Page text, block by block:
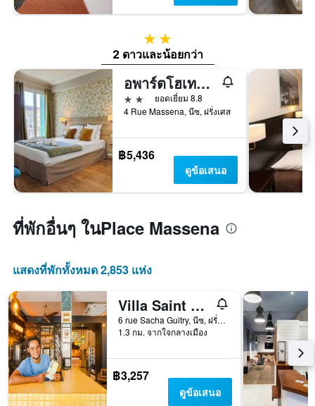
2 ดาว
2 ดาวและน้อยกว่า
อพาร์ตโฮเทล แอมมี นีซ มาสเซนา
2 ดาว
ยอดเยี่ยม 8.8
4 Rue Massena, นีซ, ฝรั่งเศส
฿5,436
ดูข้อเสนอ
ที่พักอื่นๆ ในPlace Massena
แสดงที่พักทั้งหมด 2,853 แห่ง
Villa Saint Exupery Beach Hostel
6 rue Sacha Guitry, นีซ, ฝรั่งเศส
1.3 กม. จากใจกลางเมือง
฿3,257
ดูข้อเสนอ